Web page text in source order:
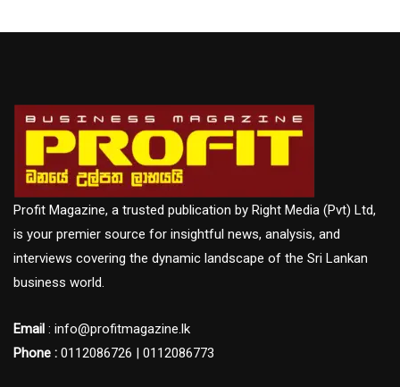
Profit Magazine, a trusted publication by Right Media (Pvt) Ltd,
is your premier source for insightful news, analysis, and
interviews covering the dynamic landscape of the Sri Lankan
business world.
Email : info@profitmagazine.lk
Phone : 0112086726 | 0112086773